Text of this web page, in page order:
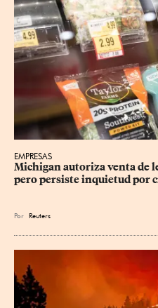
EMPRESAS
Michigan autoriza venta de
pero persiste inquietud por
Por Reuters